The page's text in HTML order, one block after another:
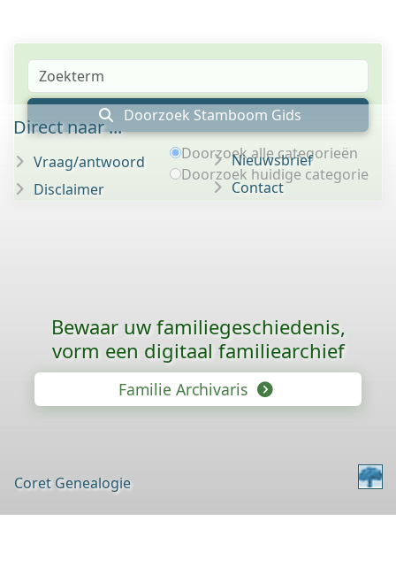
Doorzoek Stamboom Gids
Doorzoek alle categorieën
Doorzoek huidige categorie
Direct naar ...
Vraag/antwoord
Disclaimer
Nieuwsbrief
Contact
Bewaar uw familie­geschiedenis,
vorm een digitaal familiearchief
Familie Archivaris
Coret Genealogie